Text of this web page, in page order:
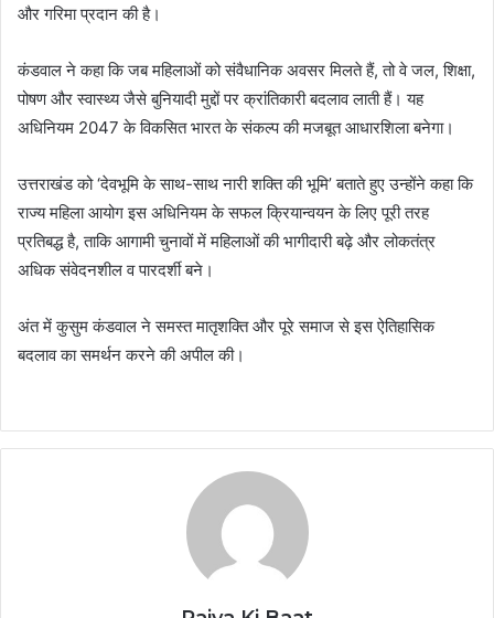
और गरिमा प्रदान की है।
कंडवाल ने कहा कि जब महिलाओं को संवैधानिक अवसर मिलते हैं, तो वे जल, शिक्षा,
पोषण और स्वास्थ्य जैसे बुनियादी मुद्दों पर क्रांतिकारी बदलाव लाती हैं। यह
अधिनियम 2047 के विकसित भारत के संकल्प की मजबूत आधारशिला बनेगा।
उत्तराखंड को ‘देवभूमि के साथ-साथ नारी शक्ति की भूमि’ बताते हुए उन्होंने कहा कि
राज्य महिला आयोग इस अधिनियम के सफल क्रियान्वयन के लिए पूरी तरह
प्रतिबद्ध है, ताकि आगामी चुनावों में महिलाओं की भागीदारी बढ़े और लोकतंत्र
अधिक संवेदनशील व पारदर्शी बने।
अंत में कुसुम कंडवाल ने समस्त मातृशक्ति और पूरे समाज से इस ऐतिहासिक
बदलाव का समर्थन करने की अपील की।